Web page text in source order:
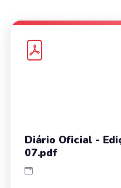
Diário Oficial -
07.pdf